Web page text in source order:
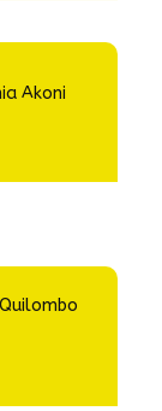
Akoni